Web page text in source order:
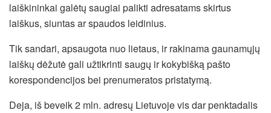
laiškininkai galėtų saugiai palikti adresatams skirtus
laiškus, siuntas ar spaudos leidinius.
Tik sandari, apsaugota nuo lietaus, ir rakinama gaunamųjų
laiškų dėžutė gali užtikrinti saugų ir kokybišką pašto
korespondencijos bei prenumeratos pristatymą.
Deja, iš beveik 2 mln. adresų Lietuvoje vis dar penktadalis